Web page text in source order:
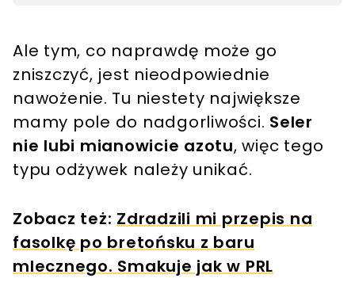
Ale tym, co naprawdę może go
zniszczyć, jest nieodpowiednie
nawożenie. Tu niestety największe
mamy pole do nadgorliwości. Seler
nie lubi mianowicie azotu, więc tego
typu odżywek należy unikać.
Zobacz też: Zdradzili mi przepis na
fasolkę po bretońsku z baru
mlecznego. Smakuje jak w PRL